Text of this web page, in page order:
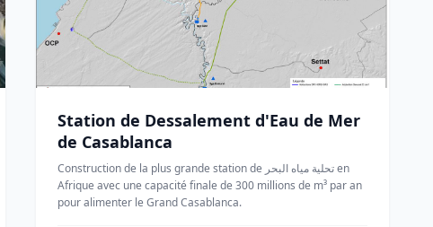
Station de Dessalement d'Eau de Mer
de Casablanca
Construction de la plus grande station de تحلية مياه البحر en
Afrique avec une capacité finale de 300 millions de m³ par an
pour alimenter le Grand Casablanca.